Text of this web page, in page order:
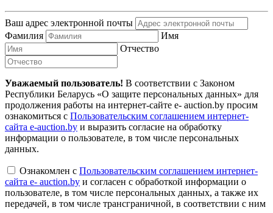
Ваш адрес электронной почты
Фамилия
Имя
Отчество
Уважаемый пользователь! В соответствии с Законом
Республики Беларусь «О защите персональных данных» для
продолжения работы на интернет-сайте e- auction.by просим
ознакомиться с Пользовательским соглашением интернет-
сайта e-auction.by и выразить согласие на обработку
информации о пользователе, в том числе персональных
данных.
Ознакомлен с Пользовательским соглашением интернет-
сайта e- auction.by и согласен с обработкой информации о
пользователе, в том числе персональных данных, а также их
передачей, в том числе трансграничной, в соответствии с ним